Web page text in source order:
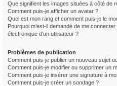
Que signifient les images situées à côté de
Comment puis-je afficher un avatar ?
Quel est mon rang et comment puis-je le
Pourquoi m’est-il demandé de me
électronique d’un utilisateur ?
Problèmes de publication
Comment puis-je publier un nouveau sujet
Comment puis-je modifier ou supprimer un
Comment puis-je insérer une signature à
Comment puis-je créer un sondage ?